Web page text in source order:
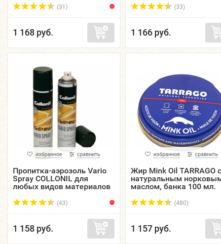
(31)
1 168 руб.
высокотехнологичных
(33)
1 166 руб.
избранное сравнить
Пропитка-аэрозоль Vario
Spray COLLONIL для
любых видов материалов
(43)
1 158 руб.
избранное сравнить
Жир Mink Oil TARRAGO с
натуральным
маслом, банка 100 мл.
(480)
1 157 руб.